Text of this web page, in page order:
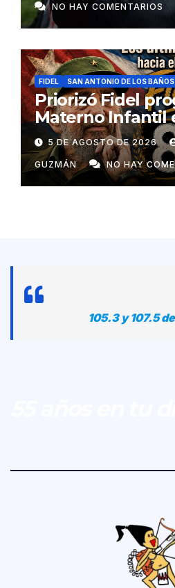
NO HAY COMENTARIOS
FIDEL SAN ANTONIO DE LOS BAÑOS
Priorizó Fidel
Materno Infantil
5 DE AGOSTO DE 2026
GUZMÁN NO HAY
105.3 y 107.5